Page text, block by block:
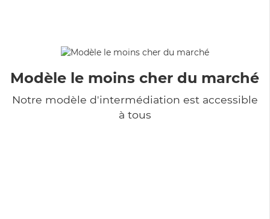
Modèle le moins cher du marché
Notre modèle d'intermédiation est accessible
à tous